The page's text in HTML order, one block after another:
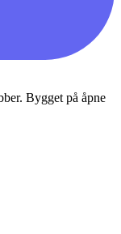
Bygget på åpne